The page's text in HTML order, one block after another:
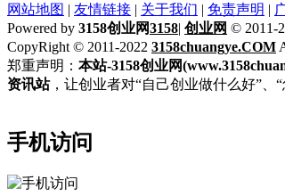
网站地图 | 友情链接 | 关于我们 | 免责声明 |
Powered by 3158创业网3158| 创业网 © 2011-
CopyRight © 2011-2022 3158chuangye.COM
郑重声明： 本站-3158创业网
资讯站，让创业者对“自己创业做什么好”、
手机访问